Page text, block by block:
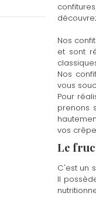
Nos
et sont
Nos
vous
Pour
prenons
vos
Le
C'est un
Il